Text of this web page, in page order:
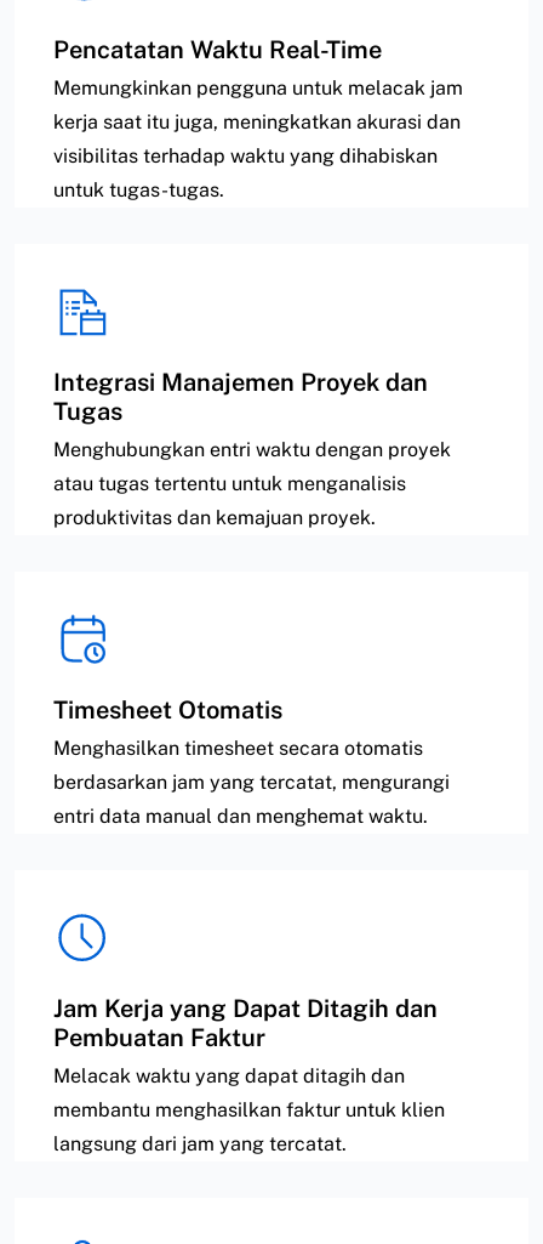
Pencatatan Waktu Real-Time
Memungkinkan pengguna untuk melacak jam
kerja saat itu juga, meningkatkan akurasi dan
visibilitas terhadap waktu yang dihabiskan
untuk tugas-tugas.
Integrasi Manajemen Proyek dan
Tugas
Menghubungkan entri waktu dengan proyek
atau tugas tertentu untuk menganalisis
produktivitas dan kemajuan proyek.
Timesheet Otomatis
Menghasilkan timesheet secara otomatis
berdasarkan jam yang tercatat, mengurangi
entri data manual dan menghemat waktu.
Jam Kerja yang Dapat Ditagih dan
Pembuatan Faktur
Melacak waktu yang dapat ditagih dan
membantu menghasilkan faktur untuk klien
langsung dari jam yang tercatat.